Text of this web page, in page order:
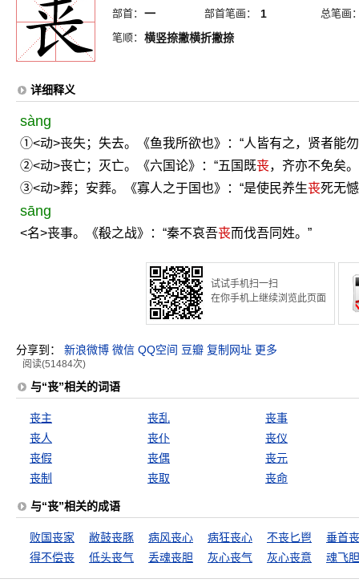
部首： 一 部首笔画： 1
总笔画
笔顺： 横竖捺撇横折撇捺
详细释义
sàng
①<动>丧失；失去。《鱼我所欲也》：“人皆有之，贤者能勿
②<动>丧亡；灭亡。《六国论》：“五国既丧，齐亦不免矣。
③<动>葬；安葬。《寡人之于国也》：“是使民养生丧死无
sāng
<名>丧事。《殽之战》：“秦不哀吾丧而伐吾同姓。”
试试手机扫一扫
在你手机上继续浏览此页面
分享到： 新浪微博 微信 QQ空间 豆瓣 复制网址 更多
阅读(51484次)
与“丧”相关的词语
丧主 丧乱
丧事
丧人
丧仆
丧仪
丧假
丧偶
丧元
丧制
丧取 丧命
与“丧”相关的成语
败国丧家 敝鼓丧豚 病风丧心 病狂丧心 不丧匕鬯
垂首
得不偿丧
低头丧气 丢魂丧胆 灰心丧气 灰心丧意 魂飞